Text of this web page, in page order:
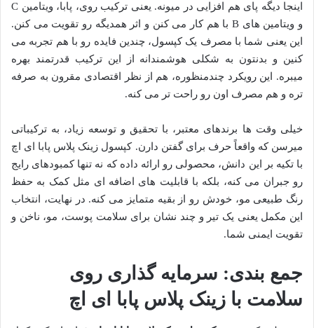
اینجا دیگه پای هم افزایی در میونه. یعنی ترکیب روی، پابا، ویتامین C
و ویتامین های B با هم کار می کنن و اثر همدیگه رو تقویت می کنن.
این یعنی شما با مصرف یک کپسول، چندین فایده رو با هم تجربه می
کنین و بدنتون به شکلی هوشمندانه از این ترکیب قدرتمند بهره
میبره. این رویکرد چندمنظوره، هم از نظر اقتصادی مقرون به صرفه
تره و هم مصرف اون رو راحت تر می کنه.
خیلی وقت ها برندهای معتبر، با تحقیق و توسعه زیاد، به ترکیباتی
میرسن که واقعاً حرف برای گفتن دارن. کپسول زینک پلاس پابا ای اچ
با تکیه بر این دانش، محصولی رو ارائه داده که نه تنها کمبودهای رایج
رو جبران می کنه، بلکه با قابلیت های اضافه ای مثل کمک به حفظ
رنگ طبیعی مو، خودش رو از بقیه متمایز می کنه. در نهایت، انتخاب
این مکمل یعنی یک تیر و چند نشان برای سلامت پوست، مو، ناخن و
تقویت ایمنی شما.
جمع بندی: سرمایه گذاری روی
سلامت با زینک پلاس پابا ای اچ